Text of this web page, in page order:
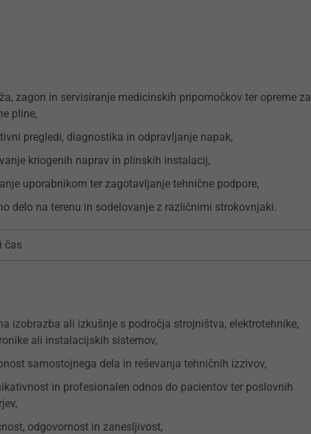
zagon in servisiranje medicinskih pripomočkov ter opreme za
pline,
pregledi, diagnostika in odpravljanje napak,
kriogenih naprav in plinskih instalacij,
uporabnikom ter zagotavljanje tehnične podpore,
delo na terenu in sodelovanje z različnimi strokovnjaki.
čas
izobrazba ali izkušnje s področja strojništva, elektrotehnike,
ali instalacijskih sistemov,
samostojnega dela in reševanja tehničnih izzivov,
in profesionalen odnos do pacientov ter poslovnih
odgovornost in zanesljivost,